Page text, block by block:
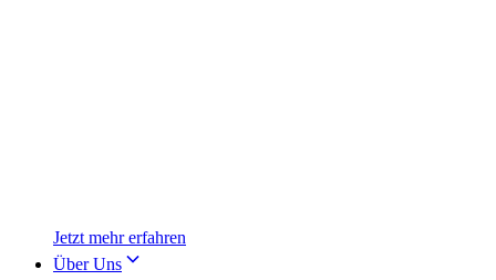
Jetzt mehr erfahren
Über Uns